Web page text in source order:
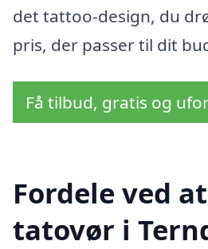
det tattoo-design, du
pris, der passer til dit
Få tilbud, gratis og
Fordele ved
tatovør i